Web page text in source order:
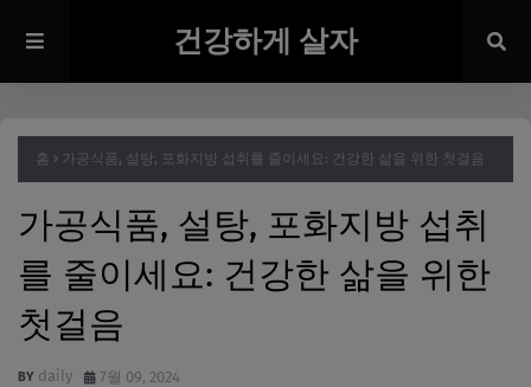
건강하게 살자
홈 가공식품, 설탕, 포화지방 섭취를 줄이세요: 건강한 삶을 위한 첫걸음
가공식품, 설탕, 포화지방 섭취
를 줄이세요: 건강한 삶을 위한
첫걸음
daily 7월 09, 2024